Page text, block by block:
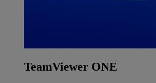
TeamViewer ONE